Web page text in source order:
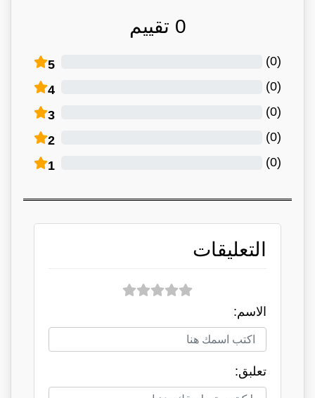
0 تقييم
5 (
0
)
4 (
0
)
3 (
0
)
2 (
0
)
1 (
0
)
التعليقات
الاسم:
تعلبق: